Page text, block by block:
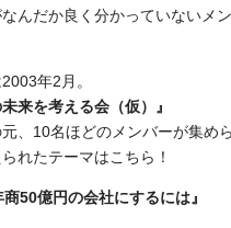
んだか良く分かっていないメ
年2月。
未来を考える会（仮）』
、10名ほどのメンバーが集め
れたテーマはこちら！
商50億円の会社にするには』